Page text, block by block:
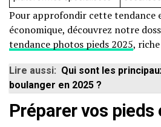
Pour approfondir cette tendance
économique, découvrez notre
tendance photos pieds 2025,
Lire aussi: Qui sont les
boulanger en 2025 ?
Préparer vos pieds